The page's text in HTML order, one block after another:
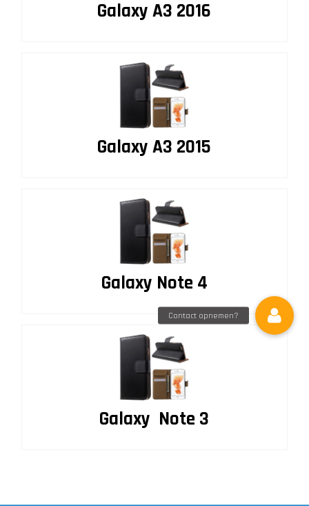
Galaxy A3 2016
Galaxy A3 2015
Galaxy Note 4
Galaxy Note 3